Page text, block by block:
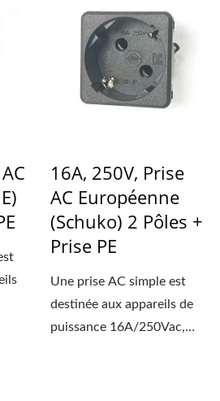
16A, 250V, Prise
AC Européenne
(Schuko) 2 Pôles +
Prise PE
Une prise AC simple est
destinée aux appareils de
puissance 16A/250Vac,